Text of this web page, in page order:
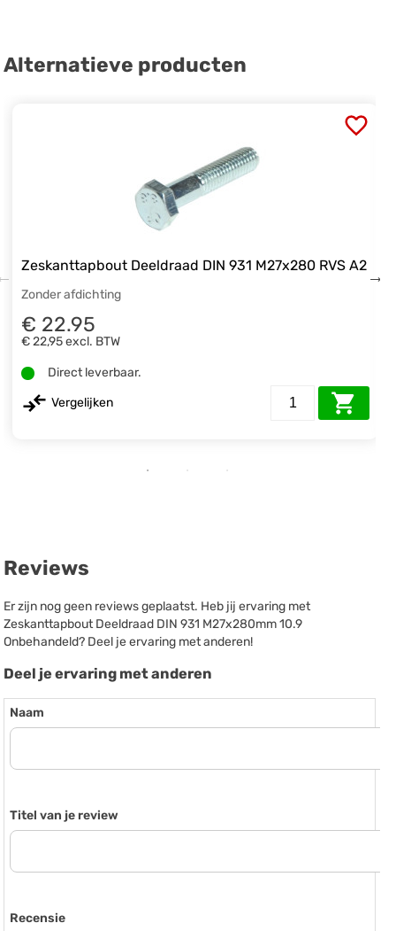
Alternatieve producten
Zeskanttapbout Deeldraad DIN 931 M27x280 RVS A2
Zonder afdichting
€ 22.95
€ 22,95excl. BTW
Direct leverbaar.
Vergelijken
Reviews
Er zijn nog geen reviews geplaatst. Heb jij ervaring met
Zeskanttapbout Deeldraad DIN 931 M27x280mm 10.9
Onbehandeld? Deel je ervaring met anderen!
Deel je ervaring met anderen
Naam
Titel van je review
Recensie